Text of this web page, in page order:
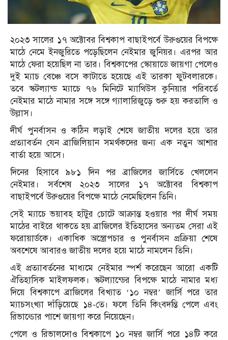
২০২৩ সালের ১৭ অক্টোবর বিশ্বকাপ বাছাইপর্বে উরুগুয়ের বিপক্ষে
মাঠে নেমে ইনজুরিতে পড়েছিলেন নেইমার জুনিয়র। এরপর আর
মাঠে ফেরা হয়েছিল না তার। বিশ্বকাপের স্কোয়াডে জায়গা পেলেও
দুই ম্যাচ বেঞ্চে বসে কাটাতে হয়েছে এই তারকা ফুটবলারকে।
তবে স্কটল্যান্ড ম্যাচে ৭৬ মিনিটে ম্যাথিউস কুনিয়ার পরিবর্তে
নেইমার মাঠে নামার সঙ্গে সঙ্গে গ্যালারিজুড়ে শুরু হয় করতালি ও
উল্লাস।
দীর্ঘ পুনর্বাসন ও কঠিন লড়াই শেষে জাতীয় দলের হয়ে তার
প্রত্যাবর্তন যেন ব্রাজিলিয়ান সমর্থকদের জন্য এক নতুন আশার
বার্তা হয়ে আসে।
দিনের হিসাবে ৯৮১ দিন পর ব্রাজিলের জার্সিতে খেললেন
নেইমার। সর্বশেষ ২০২৩ সালের ১৭ অক্টোবর বিশ্বকাপ
বাছাইপর্বে উরুগুয়ের বিপক্ষে মাঠে নেমেছিলেন তিনি।
সেই ম্যাচে ভয়াবহ হাঁটুর চোটে আক্রান্ত হওয়ার পর দীর্ঘ সময়
মাঠের বাইরে থাকতে হয় ব্রাজিলের ইতিহাসের অন্যতম সেরা এই
ফরোয়ার্ডকে। একাধিক অস্ত্রোপচার ও পুনর্বাসন প্রক্রিয়া শেষে
অবশেষে আবারও জাতীয় দলের হয়ে মাঠে নামলেন তিনি।
এই প্রত্যাবর্তনের মাধ্যমে নেইমার স্পর্শ করেছেন আরো একটি
ঐতিহাসিক মাইলফলক। স্কটল্যান্ডের বিপক্ষে মাঠে নামার মধ্য
দিয়ে বিশ্বকাপে ব্রাজিলের বিখ্যাত ‘১০ নম্বর’ জার্সি পরে তার
ম্যাচসংখ্যা দাঁড়িয়েছে ১৪-তে। ফলে তিনি কিংবদন্তি পেলে এবং
রিভাল্ডোর পাশে জায়গা করে নিয়েছেন।
পেলে ও রিভালদোও বিশ্বকাপে ১০ নম্বর জার্সি পরে ১৪টি করে